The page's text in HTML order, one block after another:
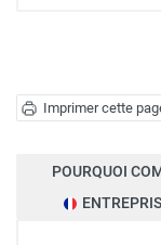
Imprimer cette
POURQUOI